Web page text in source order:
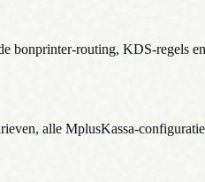
bonprinter-routing, KDS-regels
alle MplusKassa-